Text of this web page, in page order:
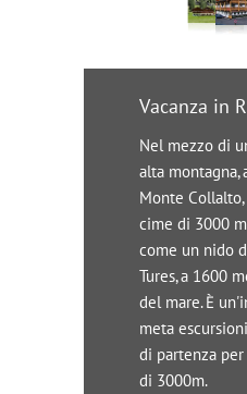
Vacanza in
Nel mezzo di
alta montagna,
Monte
cime di 3000
come un nido
Tures, a 1600
del mare. È
meta
di partenza
di 3000m.